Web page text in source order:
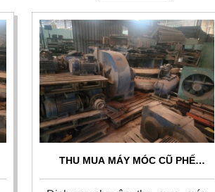
toán nhanh. Hoa hồng cao. Liên
hệ ngay để nhận báo giá hôm
nay!
THU MUA MÁY MÓC CŨ PHẾ
TẬN NƠI 24/7